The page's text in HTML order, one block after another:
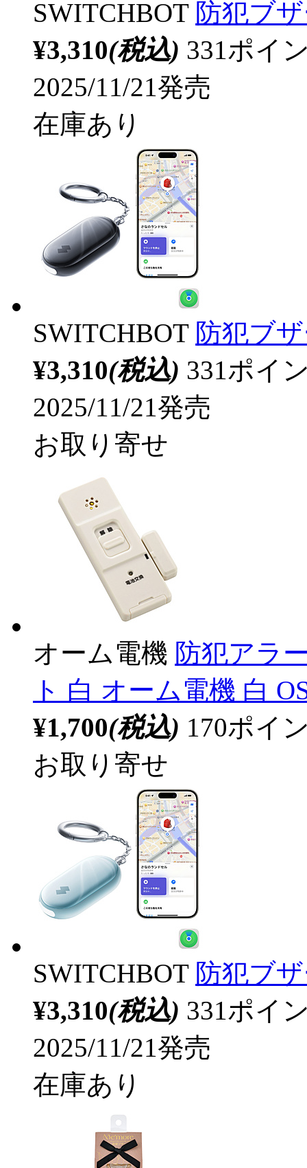
SWITCHBOT 防犯ブ
¥3,310(税込) 331ポイ
2025/11/21発売
在庫あり
SWITCHBOT 防犯ブ
¥3,310(税込) 331ポイ
2025/11/21発売
お取り寄せ
オーム電機 防犯アラ
ト 白 オーム電機 白
¥1,700(税込) 170ポイ
お取り寄せ
SWITCHBOT 防犯ブ
¥3,310(税込) 331ポイ
2025/11/21発売
在庫あり